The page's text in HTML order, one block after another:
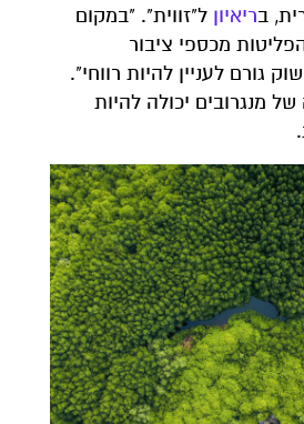
בריאיון ל"זווית". "במקום
מכספי ציבור
גורם לעניין להיות רווחי".
מנגרובים יכולה להיות